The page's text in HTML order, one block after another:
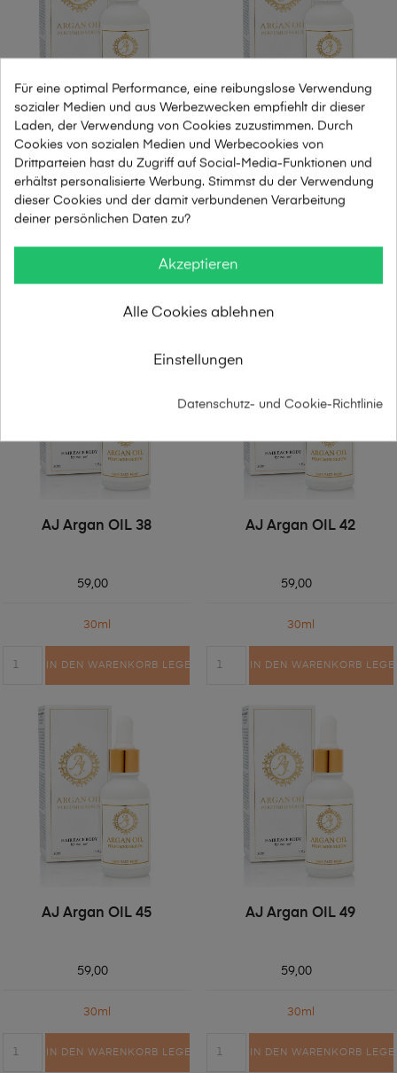
AJ Argan OIL 32
59,00
AJ Argan OIL 36
59,00
AJ Argan OIL 38
59,00
30ml
IN DEN WARENKORB LEGEN
AJ Argan OIL 42
59,00
30ml
IN DEN WARENKORB
AJ Argan OIL 45
59,00
30ml
IN DEN WARENKORB LEGEN
AJ Argan OIL 49
59,00
30ml
IN DEN WARENKORB
Für eine optimal Performance, eine reibungslose Verwendung
sozialer Medien und aus Werbezwecken empfiehlt dir dieser
Laden, der Verwendung von Cookies zuzustimmen. Durch
Cookies von sozialen Medien und Werbecookies von
Drittparteien hast du Zugriff auf Social-Media-Funktionen und
erhältst personalisierte Werbung. Stimmst du der Verwendung
dieser Cookies und der damit verbundenen Verarbeitung
deiner persönlichen Daten zu?
Akzeptieren
Alle Cookies ablehnen
Einstellungen
Datenschutz- und Cookie-Richtlinie